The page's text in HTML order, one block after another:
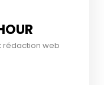
rédaction web